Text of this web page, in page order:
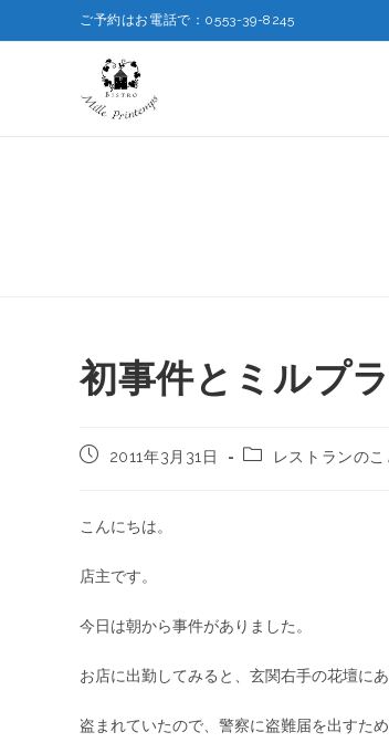
ご予約はお電話で：0553-39-8245
初事件とミルプ
2011年3月31日 レストランのこ
こんにちは。
店主です。
今日は朝から事件がありました。
お店に出勤してみると、玄関右手の花壇に
盗まれていたので、警察に盗難届を出すた